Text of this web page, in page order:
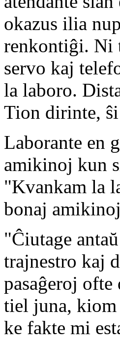
okazus ilia
renkontiĝi. Ni
servo kaj
la laboro.
Tion dirinte,
Laborante en
amikinoj kun
"Kvankam la
bonaj
"Ĉiutage
trajnestro kaj
pasaĝeroj
tiel juna, kiom
ke fakte mi